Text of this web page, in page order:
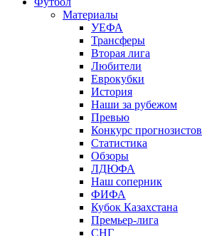
Материалы
УЕФА
Трансферы
Вторая лига
Любители
Еврокубки
История
Наши за рубежом
Превью
Конкурс прогнозистов
Статистика
Обзоры
ЛДЮФА
Наш соперник
ФИФА
Кубок Казахстана
Премьер-лига
СНГ